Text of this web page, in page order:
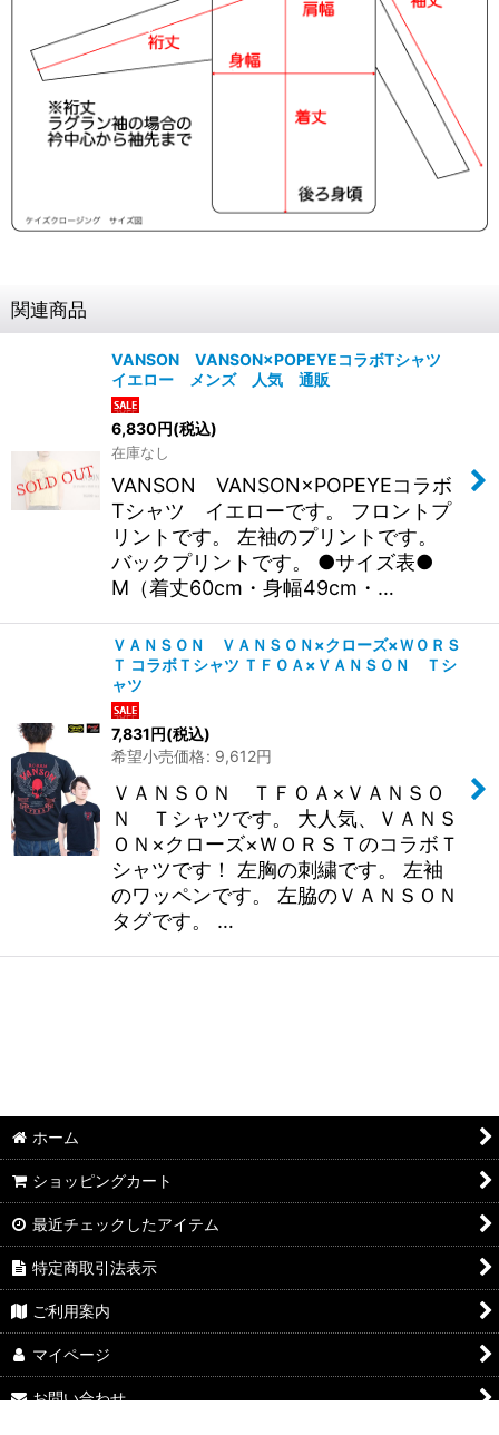
関連商品
VANSON VANSON×POPEYEコラボTシャツ
イエロー メンズ 人気 通販
6,830円(税込)
在庫なし
VANSON VANSON×POPEYEコラボ
Tシャツ イエローです。 フロントプ
リントです。 左袖のプリントです。
バックプリントです。 ●サイズ表●
M（着丈60cm・身幅49cm・…
ＶＡＮＳＯＮ ＶＡＮＳＯＮ×クローズ×ＷＯＲＳ
Ｔ コラボＴシャツ ＴＦＯＡ×ＶＡＮＳＯＮ Ｔシ
ャツ
7,831円(税込)
希望小売価格: 9,612円
ＶＡＮＳＯＮ ＴＦＯＡ×ＶＡＮＳＯ
Ｎ Ｔシャツです。 大人気、ＶＡＮＳ
ＯＮ×クローズ×ＷＯＲＳＴのコラボＴ
シャツです！ 左胸の刺繍です。 左袖
のワッペンです。 左脇のＶＡＮＳＯＮ
タグです。 …
ホーム
ショッピングカート
最近チェックしたアイテム
特定商取引法表示
ご利用案内
マイページ
お問い合わせ